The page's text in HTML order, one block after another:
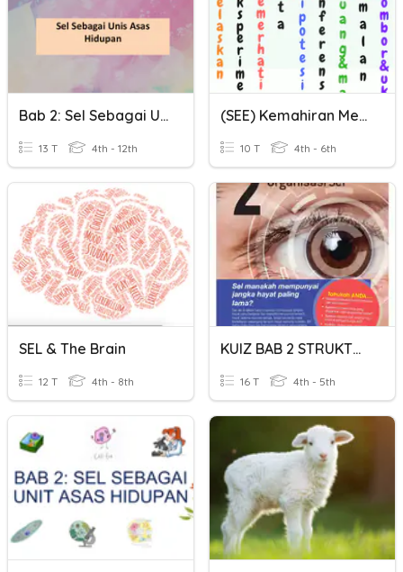
Bab 2: Sel Sebagai Unit Asas Hidupan
13 T 4th - 12th
(SEE) Kemahiran Membuat Hipotesis
10 T 4th - 6th
SEL & The Brain
12 T 4th - 8th
KUIZ BAB 2 STRUKTUR DAN FUNGSI SEL FORM 4
16 T 4th - 5th